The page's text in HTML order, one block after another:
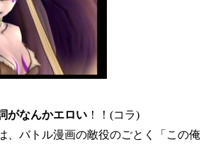
がなんかエロい ！！(コラ)
、バトル漫画の敵役のごとく「この俺